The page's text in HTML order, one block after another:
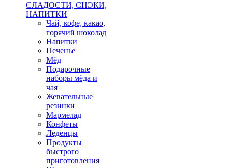
СЛАДОСТИ, СНЭКИ,
НАПИТКИ
Чай, кофе, какао,
горячий шоколад
Напитки
Печенье
Мёд
Подарочные
наборы мёда и
чая
Жевательные
резинки
Мармелад
Конфеты
Леденцы
Продукты
быстрого
приготовления